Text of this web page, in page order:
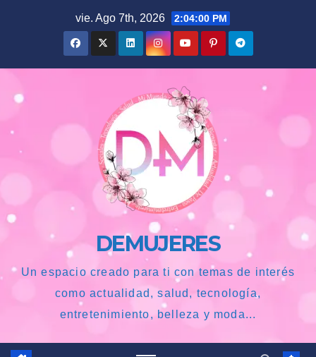
vie. Ago 7th, 2026 2:04:01 PM
DEMUJERES
Un espacio creado para ti con temas de interés
como actualidad, salud, tecnología,
entretenimiento, belleza y moda...